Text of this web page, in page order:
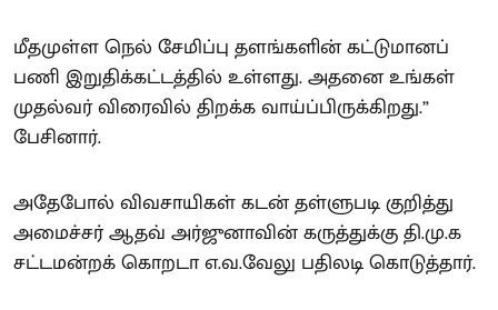
மீதமுள்ள நெல் சேமிப்பு தளங்களின் கட்டுமானப்
பணி இறுதிக்கட்டத்தில் உள்ளது. அதனை உங்கள்
முதல்வர் விரைவில் திறக்க வாய்ப்பிருக்கிறது.”
பேசினார்.
அதேபோல் விவசாயிகள் கடன் தள்ளுபடி குறித்து
அமைச்சர் ஆதவ் அர்ஜுனாவின் கருத்துக்கு தி.மு.க
சட்டமன்றக் கொறடா எ.வ.வேலு பதிலடி கொடுத்தார்.